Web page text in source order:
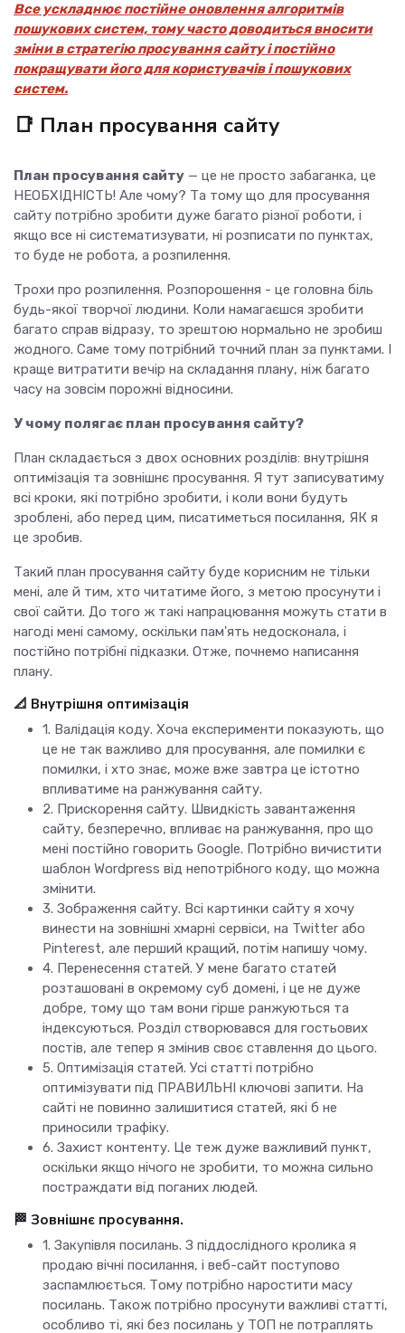
Все ускладнює постійне оновлення алгоритмів
пошукових систем, тому часто доводиться вносити
зміни в стратегію просування сайту і постійно
покращувати його для користувачів і пошукових
систем.
📑 План просування сайту
План просування сайту — це не просто забаганка, це
НЕОБХІДНІСТЬ! Але чому? Та тому що для просування
сайту потрібно зробити дуже багато різної роботи, і
якщо все ні систематизувати, ні розписати по пунктах,
то буде не робота, а розпилення.
Трохи про розпилення. Розпорошення - це головна біль
будь-якої творчої людини. Коли намагаєшся зробити
багато справ відразу, то зрештою нормально не зробиш
жодного. Саме тому потрібний точний план за пунктами. І
краще витратити вечір на складання плану, ніж багато
часу на зовсім порожні відносини.
У чому полягає план просування сайту?
План складається з двох основних розділів: внутрішня
оптимізація та зовнішнє просування. Я тут записуватиму
всі кроки, які потрібно зробити, і коли вони будуть
зроблені, або перед цим, писатиметься посилання, ЯК я
це зробив.
Такий план просування сайту буде корисним не тільки
мені, але й тим, хто читатиме його, з метою просунути і
свої сайти. До того ж такі напрацювання можуть стати в
нагоді мені самому, оскільки пам'ять недосконала, і
постійно потрібні підказки. Отже, почнемо написання
плану.
📐 Внутрішня оптимізація
1. Валідація коду. Хоча експерименти показують, що
це не так важливо для просування, але помилки є
помилки, і хто знає, може вже завтра це істотно
впливатиме на ранжування сайту.
2. Прискорення сайту. Швидкість завантаження
сайту, безперечно, впливає на ранжування, про що
мені постійно говорить Google. Потрібно вичистити
шаблон Wordpress від непотрібного коду, що можна
змінити.
3. Зображення сайту. Всі картинки сайту я хочу
винести на зовнішні хмарні сервіси, на Twitter або
Pinterest, але перший кращий, потім напишу чому.
4. Перенесення статей. У мене багато статей
розташовані в окремому суб домені, і це не дуже
добре, тому що там вони гірше ранжуються та
індексуються. Розділ створювався для гостьових
постів, але тепер я змінив своє ставлення до цього.
5. Оптимізація статей. Усі статті потрібно
оптимізувати під ПРАВИЛЬНІ ключові запити. На
сайті не повинно залишитися статей, які б не
приносили трафіку.
6. Захист контенту. Це теж дуже важливий пункт,
оскільки якщо нічого не зробити, то можна сильно
постраждати від поганих людей.
🏁 Зовнішнє просування.
1. Закупівля посилань. З піддослідного кролика я
продаю вічні посилання, і веб-сайт поступово
заспамлюється. Тому потрібно наростити масу
посилань. Також потрібно просунути важливі статті,
особливо ті, які без посилань у ТОП не потраплять